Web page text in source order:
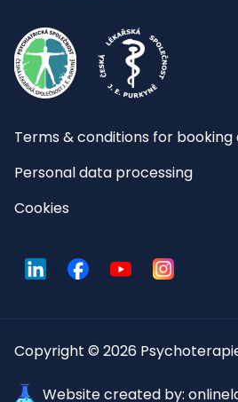
Terms & conditions for booking
Personal data processing
Cookies
LinkedInFacebookYouTubeInstagram
Copyright © 2026
Website created by: